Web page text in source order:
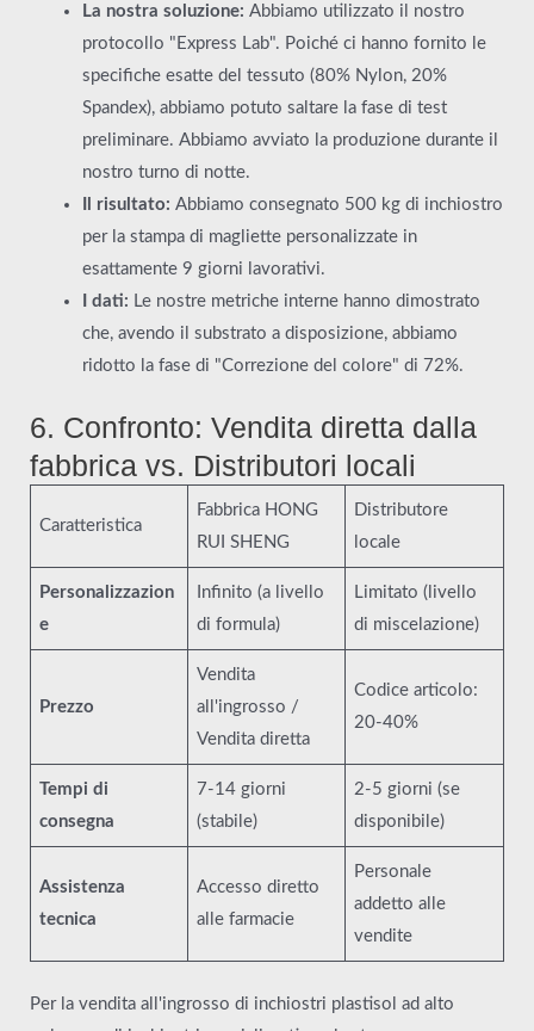
La nostra soluzione: Abbiamo utilizzato il nostro
protocollo "Express Lab". Poiché ci hanno fornito le
specifiche esatte del tessuto (80% Nylon, 20%
Spandex), abbiamo potuto saltare la fase di test
preliminare. Abbiamo avviato la produzione durante il
nostro turno di notte.
Il risultato: Abbiamo consegnato 500 kg di inchiostro
per la stampa di magliette personalizzate in
esattamente 9 giorni lavorativi.
I dati: Le nostre metriche interne hanno dimostrato
che, avendo il substrato a disposizione, abbiamo
ridotto la fase di "Correzione del colore" di 72%.
6. Confronto: Vendita diretta dalla
fabbrica vs. Distributori locali
Caratteristica
Fabbrica HONG
RUI SHENG
Distributore
locale
Personalizzazion
e
Infinito (a livello
di formula)
Limitato (livello
di miscelazione)
Prezzo
Vendita
all'ingrosso /
Vendita diretta
Codice articolo:
20-40%
Tempi di
consegna
7-14 giorni
(stabile)
2-5 giorni (se
disponibile)
Assistenza
tecnica
Accesso diretto
alle farmacie
Personale
addetto alle
vendite
Per la vendita all'ingrosso di inchiostri plastisol ad alto